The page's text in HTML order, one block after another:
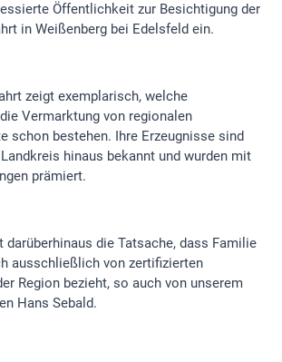
Öffentlichkeit zur Besichtigung der
in Weißenberg bei Edelsfeld ein.
zeigt exemplarisch, welche
Vermarktung von regionalen
schon bestehen. Ihre Erzeugnisse sind
hinaus bekannt und wurden mit
prämiert.
darüberhinaus die Tatsache, dass Familie
ausschließlich von zertifizierten
Region bezieht, so auch von unserem
Hans Sebald.